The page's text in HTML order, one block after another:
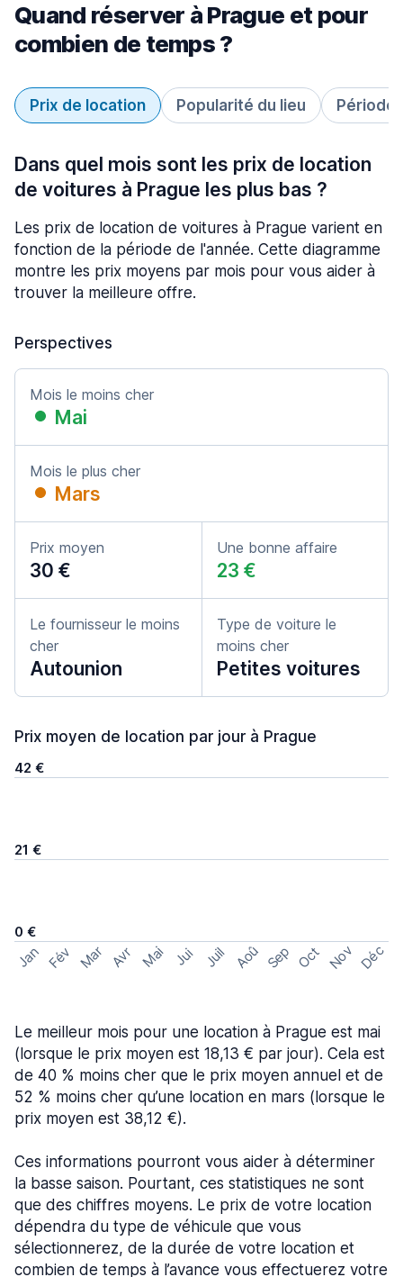
Quand réserver à Prague et pour
combien de temps ?
Prix de location Popularité du lieu Période
Dans quel mois sont les prix de location
de voitures à Prague les plus bas ?
Les prix de location de voitures à Prague varient en
fonction de la période de l'année. Cette diagramme
montre les prix moyens par mois pour vous aider à
trouver la meilleure offre.
Perspectives
Mois le moins cher
Mai
Mois le plus cher
Mars
Prix moyen
30 €
Une bonne affaire
23 €
Le fournisseur le moins
cher
Autounion
Type de voiture le
moins cher
Petites voitures
Prix moyen de location par jour à Prague
42 €
21 €
0 €
Jan Fév Mar Avr Mai Jui Juil Aoû Sep Oct Nov Déc
Le meilleur mois pour une location à Prague est mai
(lorsque le prix moyen est 18,13 € par jour). Cela est
de 40 % moins cher que le prix moyen annuel et de
52 % moins cher qu’une location en mars (lorsque le
prix moyen est 38,12 €).
Ces informations pourront vous aider à déterminer
la basse saison. Pourtant, ces statistiques ne sont
que des chiffres moyens. Le prix de votre location
dépendra du type de véhicule que vous
sélectionnerez, de la durée de votre location et
combien de temps à l’avance vous effectuerez votre